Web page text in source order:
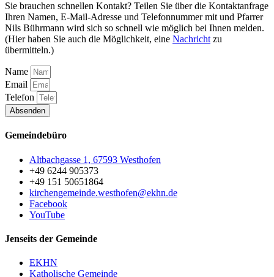
Sie brauchen schnellen Kontakt? Teilen Sie über die Kontaktanfrage
Ihren Namen, E-Mail-Adresse und Telefonnummer mit und Pfarrer
Nils Bührmann wird sich so schnell wie möglich bei Ihnen melden.
(Hier haben Sie auch die Möglichkeit, eine Nachricht zu
übermitteln.)
Name
Email
Telefon
Absenden
Gemeindebüro
Altbachgasse 1, 67593 Westhofen
+49 6244 905373
+49 151 50651864
kirchengemeinde.westhofen@ekhn.de
Facebook
YouTube
Jenseits der Gemeinde
EKHN
Katholische Gemeinde